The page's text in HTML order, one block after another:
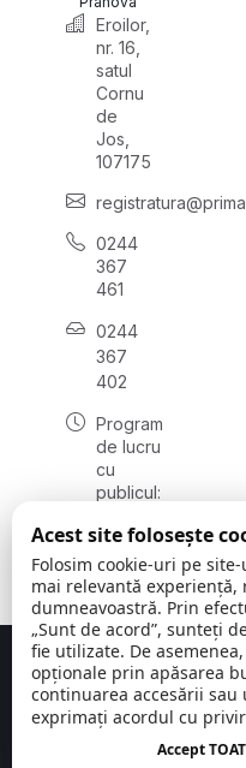
Eroilor,
nr. 16,
satul
Cornu
de
Jos,
107175
0244
367
461
0244
367
402
Program
de lucru
cu
publicul:
vineri
08:00 -
16:00
Concept realizat deBig
Acest site folosește
Folosim cookie-uri pe
mai relevantă
dumneavoastră. Prin
„Sunt de acord”, sunteți
fie utilizate. De
opționale prin apăsarea
continuarea accesării
exprimați acordul cu
Accept